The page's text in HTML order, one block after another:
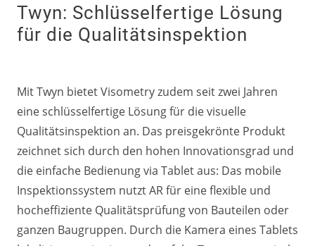
Twyn: Schlüsselfertige Lösung
für die Qualitätsinspektion
Mit Twyn bietet Visometry zudem seit zwei Jahren
eine schlüsselfertige Lösung für die visuelle
Qualitätsinspektion an. Das preisgekrönte Produkt
zeichnet sich durch den hohen Innovationsgrad und
die einfache Bedienung via Tablet aus: Das mobile
Inspektionssystem nutzt AR für eine flexible und
hocheffiziente Qualitätsprüfung von Bauteilen oder
ganzen Baugruppen. Durch die Kamera eines Tablets